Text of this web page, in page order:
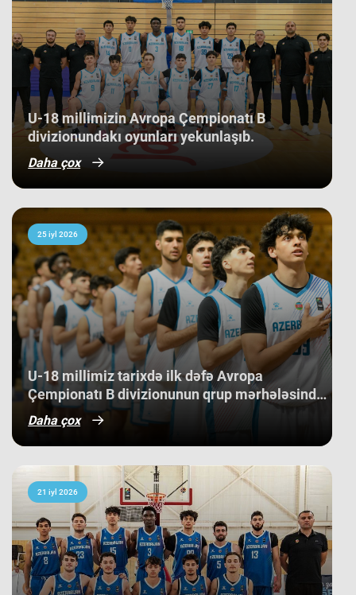
düşüb. İlk baxışda yarışın tam
mərkəzində qərarlaşmaq adi bir
nəticə kimi görünsə də,
komandamızın yer aldığı qrupun
ağırlığı və rəqiblərin səviyyəsi bu
nəticənin adi bir nəticə olmadığını
göstərir. Bunu qrup mərhələsində
qarşılaşdığımız komandaların
çempionatın sonundakı yekun
mövqeləri də aydın sübut edir. Belə ki,
qrupdakı ən güclü rəqibimiz olan
İsveç millisi çempionatın bürünc
5-cisi olub. Şimali Makedoniya
yığması isə ilk onluqda qərarlaşaraq
çempionatı 9-cu sırada bitirib.
Millimiz çempionat boyu göstərdiyi
əzmkar oyun sayəsində ümumi
sıralamada düz 10 ölkəni geridə
qoymağı bacarıb. Basketbolçularımız
turnir cədvəlində Niderland, İsveçrə,
Kipr, Gürcüstan, Danimarka, Estoniya,
Slovakiya, Ermənistan, Albaniya və
Kosovo kimi komandaları üstəliyə
bilib. ​Belə bir gərgin rəqabət
mühitində qazanılan 11-ci yer gənc
basketbolçularımız üçün həm böyük
beynəlxalq təcrübə, həm də gələcək
turnirlərdə daha böyük uğurlar
U-18 millimizin Avropa Çempionatı B
divizionundakı oyunları yekunlaşıb.
Daha çox
25 iyl 2026
U-18 millimiz tarixdə ilk dəfə Avropa
Çempionatı B divizionunun qrup mərhələsində
qələbə qazanıb.
Daha çox
21 iyl 2026